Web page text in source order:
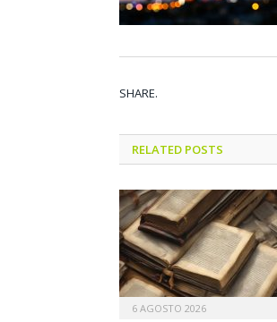
SHARE.
RELATED POSTS
6 AGOSTO 2026